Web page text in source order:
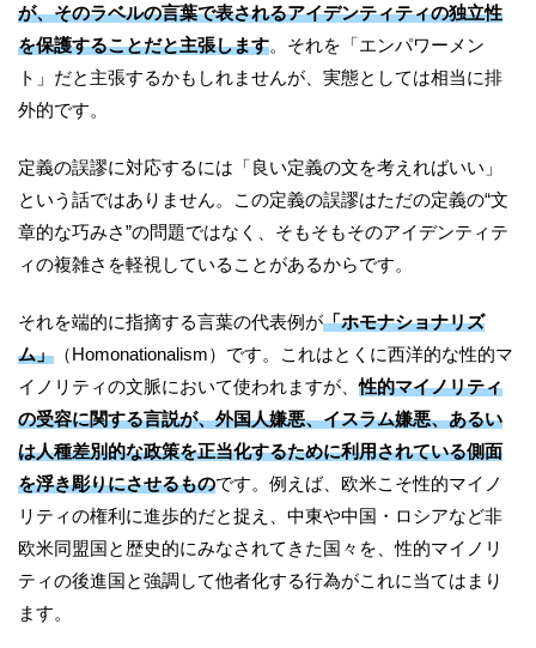
が、そのラベルの言葉で表されるアイデンティティの独立性
を保護することだと主張します。それを「エンパワーメン
ト」だと主張するかもしれませんが、実態としては相当に排
外的です。
定義の誤謬に対応するには「良い定義の文を考えればいい」
という話ではありません。この定義の誤謬はただの定義の“文
章的な巧みさ”の問題ではなく、そもそもそのアイデンティテ
ィの複雑さを軽視していることがあるからです。
それを端的に指摘する言葉の代表例が「ホモナショナリズ
ム」 （Homonationalism）です。これはとくに西洋的な性的マ
イノリティの文脈において使われますが、性的マイノリティ
の受容に関する言説が、外国人嫌悪、イスラム嫌悪、あるい
は人種差別的な政策を正当化するために利用されている側面
を浮き彫りにさせるものです。例えば、欧米こそ性的マイノ
リティの権利に進歩的だと捉え、中東や中国・ロシアなど非
欧米同盟国と歴史的にみなされてきた国々を、性的マイノリ
ティの後進国と強調して他者化する行為がこれに当てはまり
ます。